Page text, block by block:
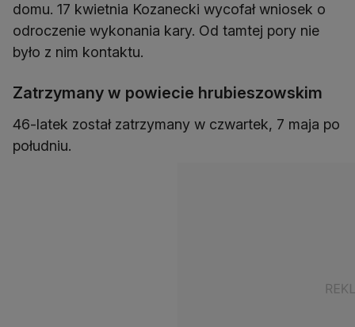
domu. 17 kwietnia Kozanecki wycofał wniosek o
odroczenie wykonania kary. Od tamtej pory nie
było z nim kontaktu.
Zatrzymany w powiecie hrubieszowskim
46-latek został zatrzymany w czwartek, 7 maja po
południu.